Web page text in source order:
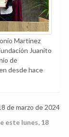
Martínez
Juanito
de
desde hace
de marzo de 2024
este lunes, 18